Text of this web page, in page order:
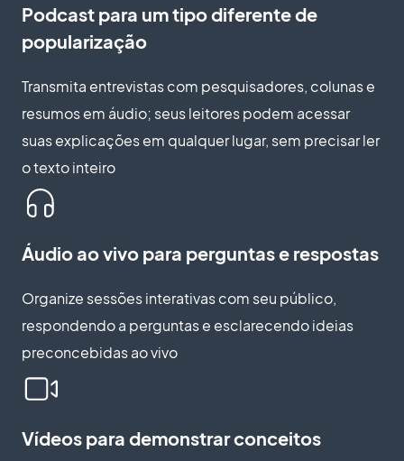
Podcast para um tipo diferente de
popularização
Transmita entrevistas com pesquisadores, colunas e
resumos em áudio; seus leitores podem acessar
suas explicações em qualquer lugar, sem precisar ler
o texto inteiro
Áudio ao vivo para perguntas e respostas
Organize sessões interativas com seu público,
respondendo a perguntas e esclarecendo ideias
preconcebidas ao vivo
Vídeos para demonstrar conceitos